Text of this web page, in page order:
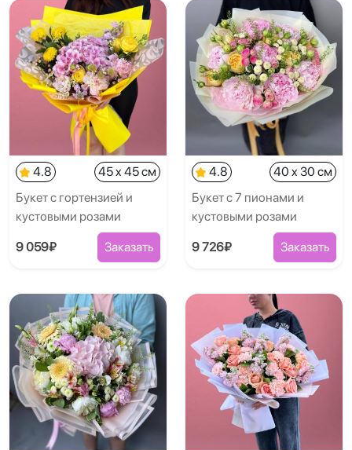
4.8
45 x 45 см
Букет с гортензией и
кустовыми розами
9 059₽ Заказать
4.8
40 x 30 см
Букет с 7 пионами и
кустовыми розами
9 726₽ Заказать